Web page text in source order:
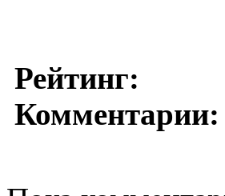
Рейтинг:
Комментарии: